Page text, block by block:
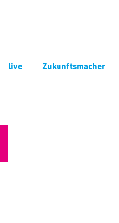
live Zukunftsmacher